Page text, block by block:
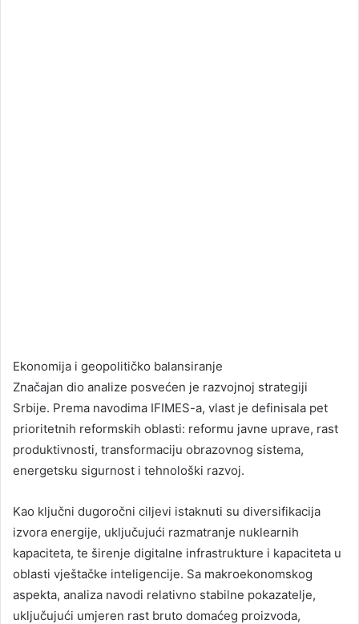
Ekonomija i geopolitičko balansiranje
Značajan dio analize posvećen je razvojnoj strategiji
Srbije. Prema navodima IFIMES-a, vlast je definisala pet
prioritetnih reformskih oblasti: reformu javne uprave, rast
produktivnosti, transformaciju obrazovnog sistema,
energetsku sigurnost i tehnološki razvoj.
Kao ključni dugoročni ciljevi istaknuti su diversifikacija
izvora energije, uključujući razmatranje nuklearnih
kapaciteta, te širenje digitalne infrastrukture i kapaciteta u
oblasti vještačke inteligencije. Sa makroekonomskog
aspekta, analiza navodi relativno stabilne pokazatelje,
uključujući umjeren rast bruto domaćeg proizvoda,